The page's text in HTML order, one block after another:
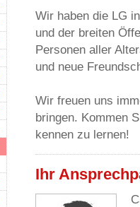
Wir haben die LG
und der breiten
Personen aller
und neue
Wir freuen uns
bringen. Kommen
kennen zu lernen!
Ihr